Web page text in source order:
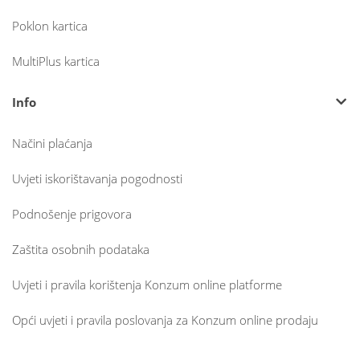
Poklon kartica
MultiPlus kartica
Info
Načini plaćanja
Uvjeti iskorištavanja pogodnosti
Podnošenje prigovora
Zaštita osobnih podataka
Uvjeti i pravila korištenja Konzum online platforme
Opći uvjeti i pravila poslovanja za Konzum online prodaju